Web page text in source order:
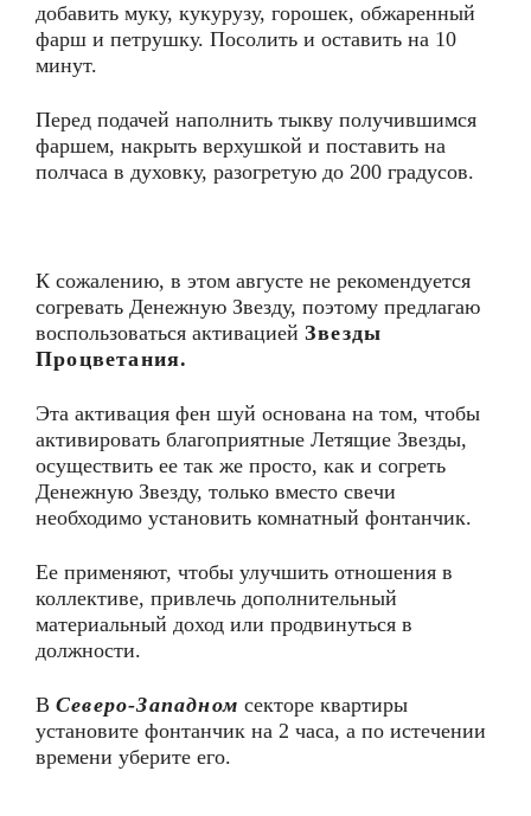
добавить муку, кукурузу, горошек, обжаренный
фарш и петрушку. Посолить и оставить на 10
минут.
Перед подачей наполнить тыкву получившимся
фаршем, накрыть верхушкой и поставить на
полчаса в духовку, разогретую до 200 градусов.
К сожалению, в этом августе не рекомендуется
согревать Денежную Звезду, поэтому предлагаю
воспользоваться активацией Звезды
Процветания.
Эта активация фен шуй основана на том, чтобы
активировать благоприятные Летящие Звезды,
осуществить ее так же просто, как и согреть
Денежную Звезду, только вместо свечи
необходимо установить комнатный фонтанчик.
Ее применяют, чтобы улучшить отношения в
коллективе, привлечь дополнительный
материальный доход или продвинуться в
должности.
В Северо-Западном секторе квартиры
установите фонтанчик на 2 часа, а по истечении
времени уберите его.